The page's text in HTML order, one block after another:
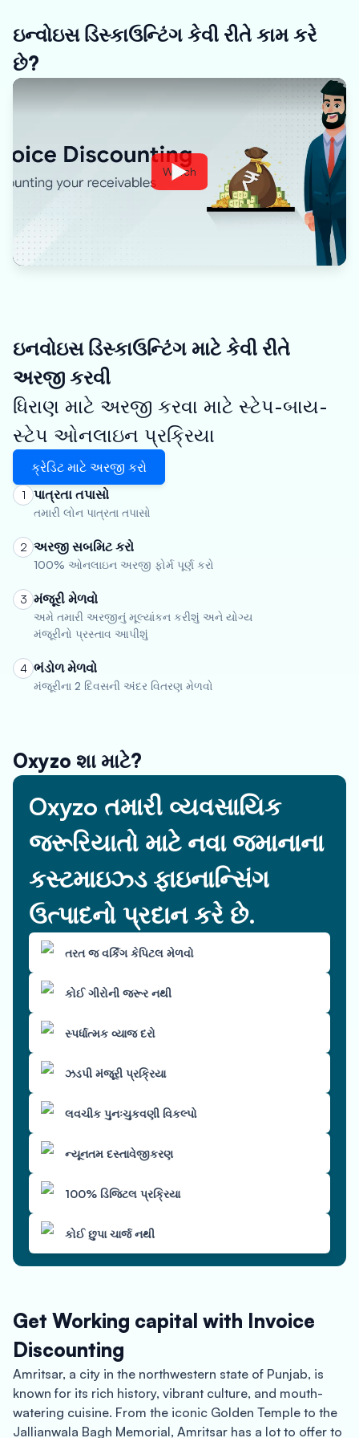
ઇન્વોઇસ ડિસ્કાઉન્ટિંગ કેવી રીતે કામ કરે
છે?
Watch
ઇનવોઇસ ડિસ્કાઉન્ટિંગ માટે કેવી રીતે
અરજી કરવી
ધિરાણ માટે અરજી કરવા માટે સ્ટેપ-બાય-
સ્ટેપ ઓનલાઇન પ્રક્રિયા
ક્રેડિટ માટે અરજી કરો
1 પાત્રતા તપાસો
તમારી લોન પાત્રતા તપાસો
2 અરજી સબમિટ કરો
100% ઓનલાઇન અરજી ફોર્મ પૂર્ણ કરો
3 મંજૂરી મેળવો
અમે તમારી અરજીનું મૂલ્યાંકન કરીશું અને યોગ્ય
મંજૂરીનો પ્રસ્તાવ આપીશું
4 ભંડોળ મેળવો
મંજૂરીના 2 દિવસની અંદર વિતરણ મેળવો
Oxyzo શા માટે?
Oxyzo તમારી વ્યવસાયિક
જરૂરિયાતો માટે નવા જમાનાના
કસ્ટમાઇઝ્ડ ફાઇનાન્સિંગ
ઉત્પાદનો પ્રદાન કરે છે.
તરત જ વર્કિંગ કેપિટલ મેળવો
કોઈ ગીરોની જરૂર નથી
સ્પર્ધાત્મક વ્યાજ દરો
ઝડપી મંજૂરી પ્રક્રિયા
લવચીક પુનઃચુકવણી વિકલ્પો
ન્યૂનતમ દસ્તાવેજીકરણ
100% ડિજિટલ પ્રક્રિયા
કોઈ છુપા ચાર્જ નથી
Get Working capital with Invoice
Discounting
Amritsar, a city in the northwestern state of Punjab, is
known for its rich history, vibrant culture, and mouth-
watering cuisine. From the iconic Golden Temple to the
Jallianwala Bagh Memorial, Amritsar has a lot to offer to